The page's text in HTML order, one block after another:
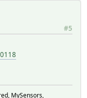
#5
MySensors,